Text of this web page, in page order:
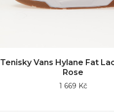
Tenisky Vans Hylane Fat
Rose
1 669 Kč